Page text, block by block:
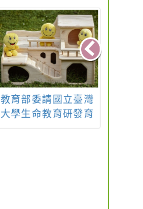
教育部委請國立臺灣
大學生命教育研發育